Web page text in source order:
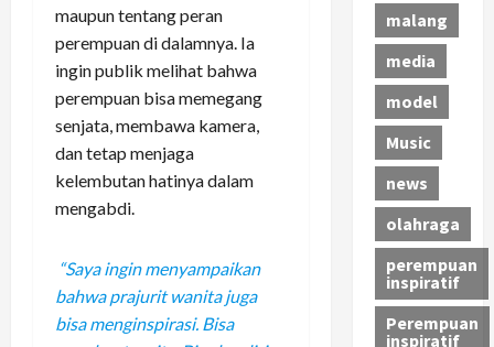
maupun tentang peran
perempuan di dalamnya. Ia
ingin publik melihat bahwa
perempuan bisa memegang
senjata, membawa kamera,
dan tetap menjaga
kelembutan hatinya dalam
mengabdi.
“Saya ingin menyampaikan
bahwa prajurit wanita juga
bisa menginspirasi. Bisa
malang
media
model
Music
news
olahraga
perempuan
inspiratif
Perempuan
inspiratif